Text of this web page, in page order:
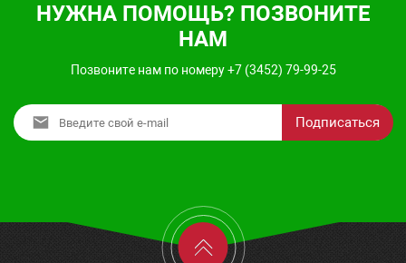
НУЖНА ПОМОЩЬ? ПОЗВОНИТЕ
НАМ
Позвоните нам по номеру +7 (3452) 79-99-25
Подписаться